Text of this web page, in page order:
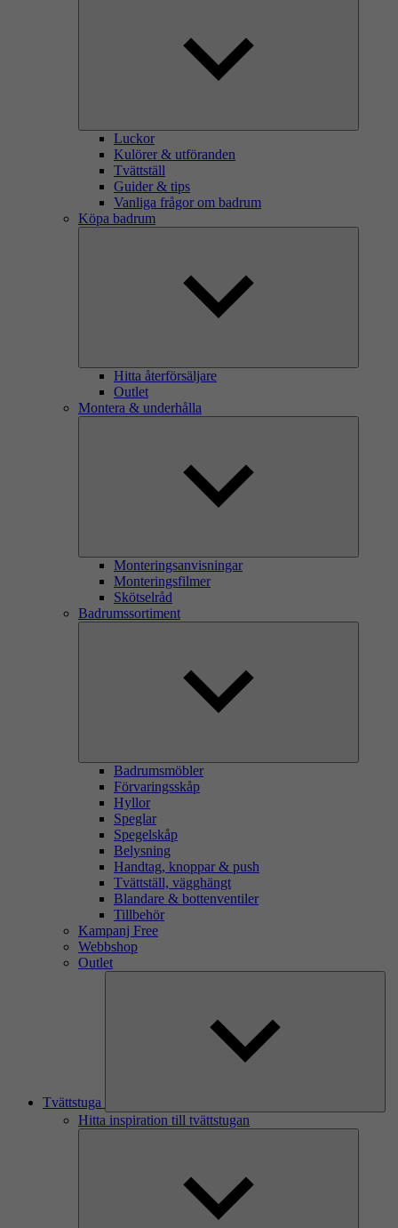
Luckor
Kulörer & utföranden
Tvättställ
Guider & tips
Vanliga frågor om badrum
Köpa badrum
Hitta återförsäljare
Outlet
Montera & underhålla
Monteringsanvisningar
Monteringsfilmer
Skötselråd
Badrumssortiment
Badrumsmöbler
Förvaringsskåp
Hyllor
Speglar
Spegelskåp
Belysning
Handtag, knoppar & push
Tvättställ, vägghängt
Blandare & bottenventiler
Tillbehör
Kampanj Free
Webbshop
Outlet
Tvättstuga
Hitta inspiration till tvättstugan